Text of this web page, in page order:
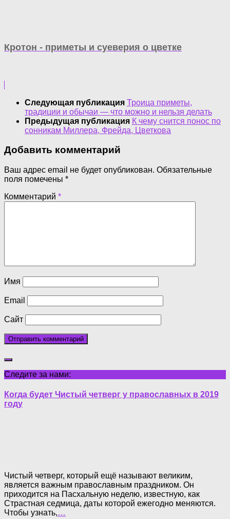
Кротон - приметы и суеверия о цветке
Следующая публикация Троица приметы,
традиции и обычаи — что можно и нельзя делать
Предыдущая публикация К чему снится понос по
сонникам Миллера, Фрейда, Цветкова
Добавить комментарий
Ваш адрес email не будет опубликован. Обязательные
поля помечены *
Комментарий *
Имя
Email
Сайт
Следите за нами:
Когда будет Чистый четверг у православных в 2019
году
Чистый четверг, который ещё называют великим,
является важным православным праздником. Он
приходится на Пасхальную неделю, известную, как
Страстная седмица, даты которой ежегодно меняются.
Чтобы узнать,…